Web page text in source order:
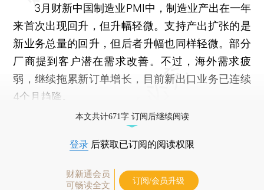
3月财新中国制造业PMI中，制造业产出在一年
来首次出现回升，但升幅轻微。支持产出扩张的是
新业务总量的回升，但后者升幅也同样轻微。部分
厂商提到客户潜在需求改善。不过，海外需求疲
弱，继续拖累新订单增长，目前新出口业务已连续
4个月趋降。
本文共计671字 订阅后继续阅读
登录 后获取已订阅的阅读权限
财新通会员
可畅读全文
订阅/会员升级